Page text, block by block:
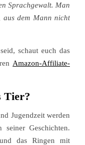
Sprachgewalt. Man
aus dem Mann nicht
schaut euch das
Amazon-Affiliate-
Tier?
Jugendzeit werden
Geschichten.
das Ringen mit